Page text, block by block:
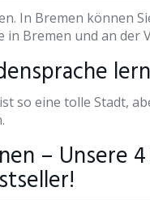
In Bremen können
Bremen und an der
so eine tolle Stadt,
– Unsere